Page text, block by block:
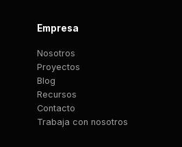
Empresa
Nosotros
Proyectos
Blog
Recursos
Contacto
Trabaja con nosotros